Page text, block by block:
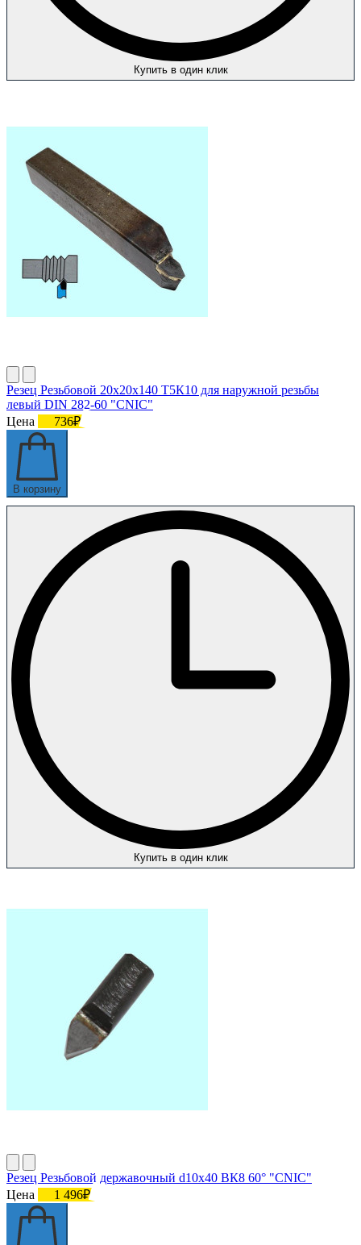
Купить в один клик
Резец Резьбовой 20х20х140 Т5К10 для наружной резьбы
левый DIN 282-60 "CNIC"
Цена
736₽
В корзину
Купить в один клик
Резец Резьбовой державочный d10х40 ВК8 60° "CNIC"
Цена
1 496₽